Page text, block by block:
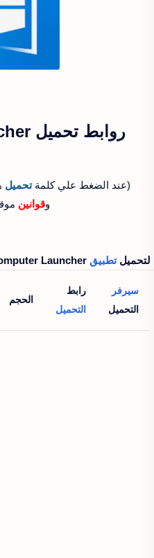
روابط تحميل Computer Launcher‏
(عند الضغط علي كلمةتحميل
وقوانين
لتحميلتطبيق
سيرفر
التحميل
رابط
التحميل
الحجم